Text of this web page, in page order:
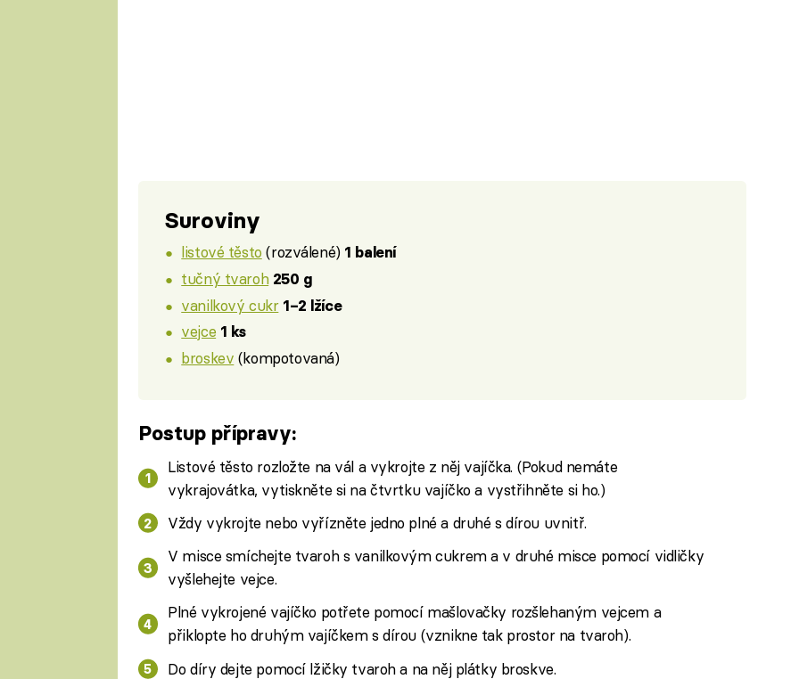
Suroviny
listové těsto (rozválené) 1 balení
tučný tvaroh 250 g
vanilkový cukr 1–2 lžíce
vejce 1 ks
broskev (kompotovaná)
Postup přípravy:
Listové těsto rozložte na vál a vykrojte z něj vajíčka. (Pokud nemáte
vykrajovátka, vytiskněte si na čtvrtku vajíčko a vystřihněte si ho.)
Vždy vykrojte nebo vyřízněte jedno plné a druhé s dírou uvnitř.
V misce smíchejte tvaroh s vanilkovým cukrem a v druhé misce pomocí vidličky
vyšlehejte vejce.
Plné vykrojené vajíčko potřete pomocí mašlovačky rozšlehaným vejcem a
přiklopte ho druhým vajíčkem s dírou (vznikne tak prostor na tvaroh).
Do díry dejte pomocí lžičky tvaroh a na něj plátky broskve.